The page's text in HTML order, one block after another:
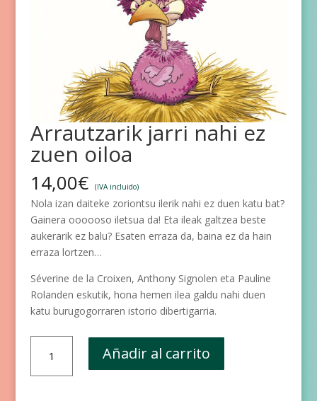
Arrautzarik jarri nahi ez
zuen oiloa
14,00€ (IVA incluido)
Nola izan daiteke zoriontsu ilerik nahi ez duen katu bat?
Gainera oooooso iletsua da! Eta ileak galtzea beste
aukerarik ez balu? Esaten erraza da, baina ez da hain
erraza lortzen…
Séverine de la Croixen, Anthony Signolen eta Pauline
Rolanden eskutik, hona hemen ilea galdu nahi duen
katu burugogorraren istorio dibertigarria.
nahi
Añadir al carrito